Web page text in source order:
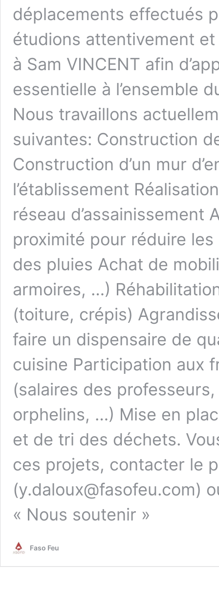
déplacements effectués
étudions attentivement
à Sam VINCENT afin
essentielle à l’ensemble
Nous travaillons
suivantes: Construction
Construction d’un mur
l’établissement
réseau d’assainissement
proximité pour réduire
des pluies Achat de
armoires, …)
(toiture, crépis)
faire un dispensaire de
cuisine Participation aux
(salaires des
orphelins, …) Mise en
et de tri des déchets.
ces projets, contacter le
(y.daloux@fasofeu.com)
« Nous soutenir »
Faso Feu